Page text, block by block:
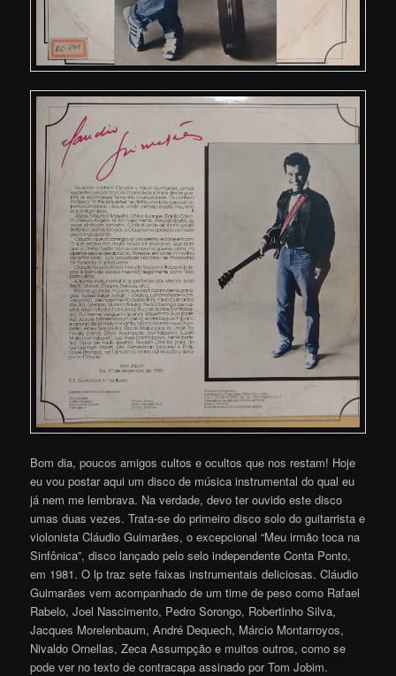
Bom dia, poucos amigos cultos e ocultos que nos restam! Hoje
eu vou postar aqui um disco de música instrumental do qual eu
já nem me lembrava. Na verdade, devo ter ouvido este disco
umas duas vezes. Trata-se do primeiro disco solo do guitarrista e
violonista Cláudio Guimarães, o excepcional “Meu irmão toca na
Sinfônica”, disco lançado pelo selo independente Conta Ponto,
em 1981. O lp traz sete faixas instrumentais deliciosas. Cláudio
Guimarães vem acompanhado de um time de peso como Rafael
Rabelo, Joel Nascimento, Pedro Sorongo, Robertinho Silva,
Jacques Morelenbaum, André Dequech, Márcio Montarroyos,
Nivaldo Ornellas, Zeca Assumpção e muitos outros, como se
pode ver no texto de contracapa assinado por Tom Jobim.